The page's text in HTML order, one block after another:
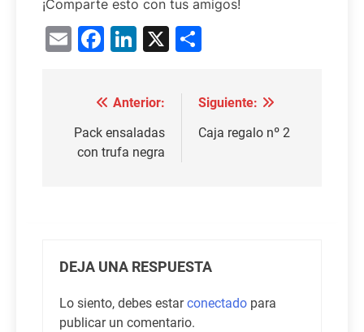
¡Comparte esto con tus amigos!
EmailFacebook
LinkedIn
X
Navegación
de
Anterior:
Pack ensaladas
con trufa negra
Siguiente:
Caja regalo nº 2
DEJA UNA RESPUESTA
Lo siento, debes estarconectado para
publicar un comentario.